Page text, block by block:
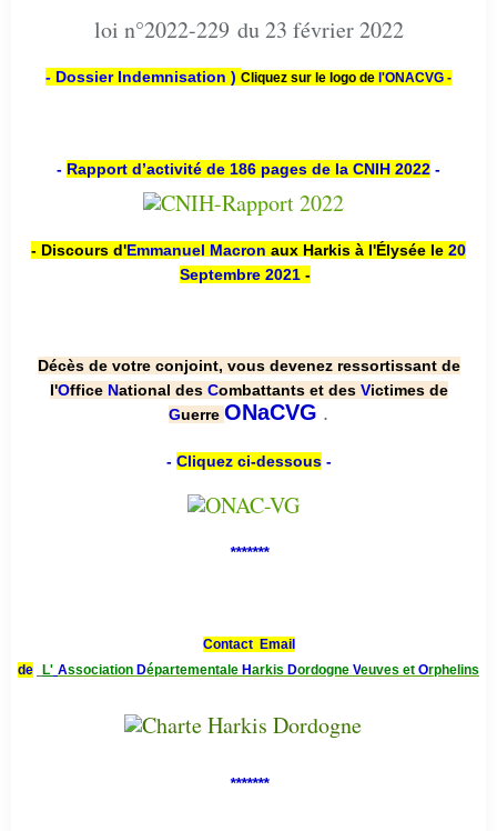
loi n°2022-229 du 23 février 2022
- Dossier Indemnisation ) Cliquez sur le logo de l'ONACVG -
- Rapport d’activité de 186 pages de la CNIH 2022 -
- Discours d'Emmanuel Macron aux Harkis à l'Élysée le 20
Septembre 2021 -
Décès de votre conjoint, vous devenez ressortissant de
l'Office National des Combattants et des Victimes de
Guerre ONaCVG .
- Cliquez ci-dessous-
*******
Contact Email
de
L' Association Départementale Harkis Dordogne Veuves et Orphelins
*******